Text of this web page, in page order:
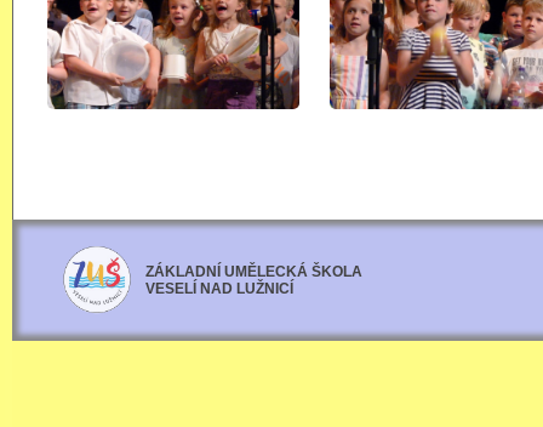
ZÁKLADNÍ UMĚLECKÁ ŠKOLA
VESELÍ NAD LUŽNICÍ